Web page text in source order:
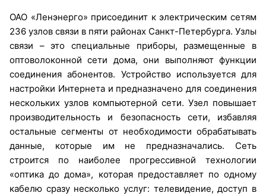
ОАО «Ленэнерго» присоединит к электрическим сетям
236 узлов связи в пяти районах Санкт-Петербурга. Узлы
связи – это специальные приборы, размещенные в
оптоволоконной сети дома, они выполняют функции
соединения абонентов. Устройство используется для
настройки Интернета и предназначено для соединения
нескольких узлов компьютерной сети. Узел повышает
производительность и безопасность сети, избавляя
остальные сегменты от необходимости обрабатывать
данные, которые им не предназначались. Сеть
строится по наиболее прогрессивной технологии
«оптика до дома», которая предоставляет по одному
кабелю сразу несколько услуг: телевидение, доступ в